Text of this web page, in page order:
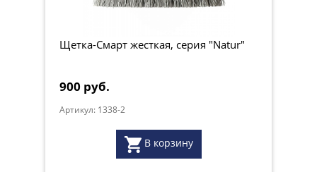
Щетка-Смарт жесткая, серия "Natur"
900 руб.
Артикул: 1338-2
В корзину